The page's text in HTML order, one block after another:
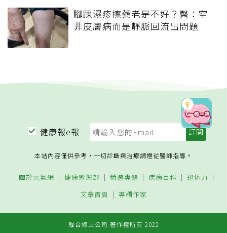
腳踝濕疹擦藥老是不好？醫：空
非皮膚病而是靜脈回流出問題
健康報e報
本站內容僅供參考，一切診斷與治療請遵從醫師指導。
關於元氣網 健康聚樂部 精選專題 疾病百科
退休力
文章首頁
專欄作家
聯合線上公司 著作權所有 2022